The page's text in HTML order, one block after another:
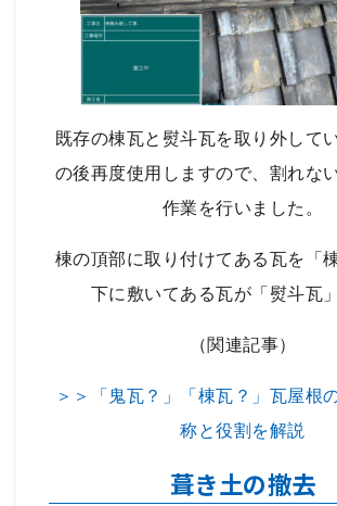
既存の棟瓦と熨斗瓦を取り外して
の後再度使用しますので、割れな
作業を行いました。
棟の頂部に取り付けてある瓦を「
下に敷いてある瓦が「熨斗瓦
（関連記事）
＞＞「鬼瓦？」「棟瓦？」瓦屋根
称と役割を解説
葺き土の撤去